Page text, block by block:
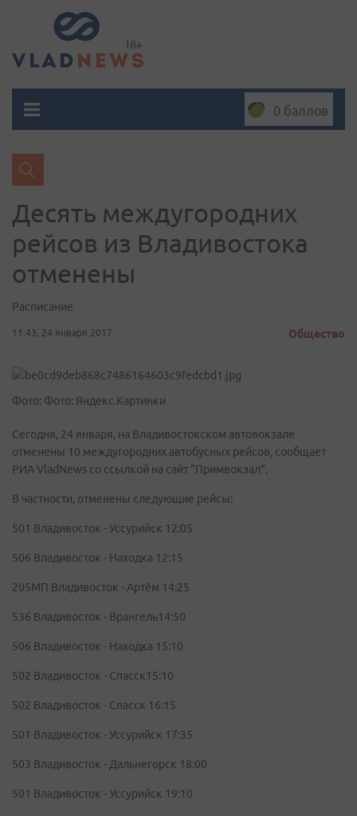
0 баллов
Десять междугородних
рейсов из Владивостока
отменены
Расписание
11:43, 24 января 2017 Общество
Фото: Фото: Яндекс.Картинки
Сегодня, 24 января, на Владивостокском автовокзале
отменены 10 междугородних автобусных рейсов, сообщает
РИА VladNews со ссылкой на сайт "Примвокзал".
В частности, отменены следующие рейсы:
501 Владивосток - Уссурийск 12:05
506 Владивосток - Находка 12:15
205МП Владивосток - Артём 14:25
536 Владивосток - Врангель14:50
506 Владивосток - Находка 15:10
502 Владивосток - Спасск15:10
502 Владивосток - Спасск 16:15
501 Владивосток - Уссурийск 17:35
503 Владивосток - Дальнегорск 18:00
501 Владивосток - Уссурийск 19:10